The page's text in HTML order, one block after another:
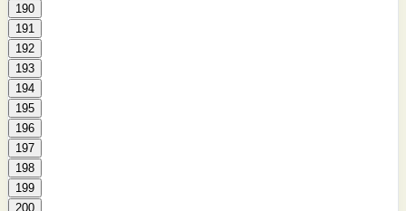
190
191
192
193
194
195
196
197
198
199
200